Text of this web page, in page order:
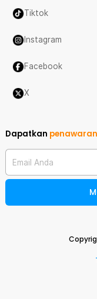
Tiktok
Instagram
Facebook
X
Dapatkan
Email Anda